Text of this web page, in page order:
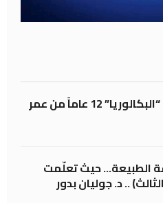
كابوس النتائج.. حين تختزل “البكالوريا” 12 عاماً من عمر
الطبيعة… حيث تعلّمت
.. د. جوليان بدور